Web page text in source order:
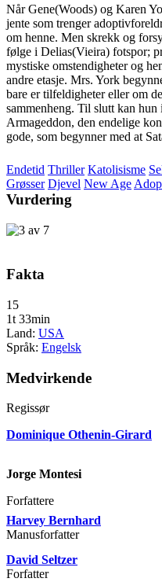
Når Gene(Woods) og Karen
jente som trenger
om henne. Men skrekk og
følge i Delias(Vieira) fotspor;
mystiske omstendigheter og
andre etasje. Mrs. York
bare er tilfeldigheter eller om
sammenheng. Til slutt kan
Armageddon, den endelige
gode, som begynner med at
Endetid Thriller Katolisisme
Grøsser Djevel New Age
Vurdering
Fakta
15
1t 33min
Land: USA
Språk: Engelsk
Medvirkende
Regissør
Dominique Othenin-Girard
Jorge Montesi
Forfattere
Harvey Bernhard
Manusforfatter
David Seltzer
Forfatter